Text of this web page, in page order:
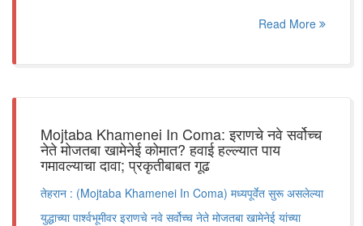
Read More
Mojtaba Khamenei In Coma: इराणचे नवे सर्वोच्च
नेते मोजतबा खामेनेई कोमात? हवाई हल्ल्यात पाय
गमावल्याचा दावा; प्रकृतीबाबत गूढ
तेहरान : (Mojtaba Khamenei In Coma) मध्यपूर्वेत सुरू असलेल्या
युद्धाच्या पार्श्वभूमीवर इराणचे नवे सर्वोच्च नेते मोजतबा खामेनेई यांच्या